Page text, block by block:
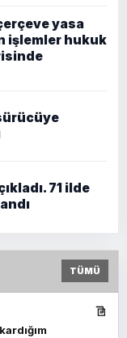
yasa
işlemler hukuk
71 ilde
TÜMÜ